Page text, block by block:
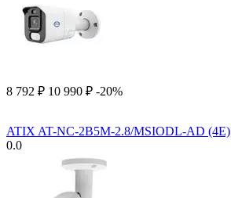
8 792 ₽ 10 990 ₽ -20%
ATIX AT-NC-2B5M-2.8/MSIODL-AD (4E)
0.0